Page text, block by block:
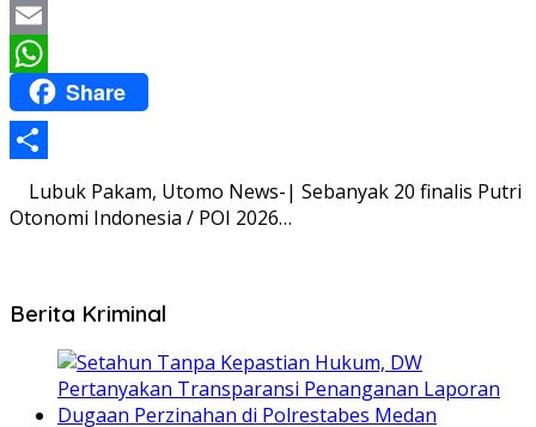
Twitter
Email
WhatsApp
Share
Share
Lubuk Pakam, Utomo News-| Sebanyak 20 finalis Putri
Otonomi Indonesia / POI 2026…
Berita Kriminal